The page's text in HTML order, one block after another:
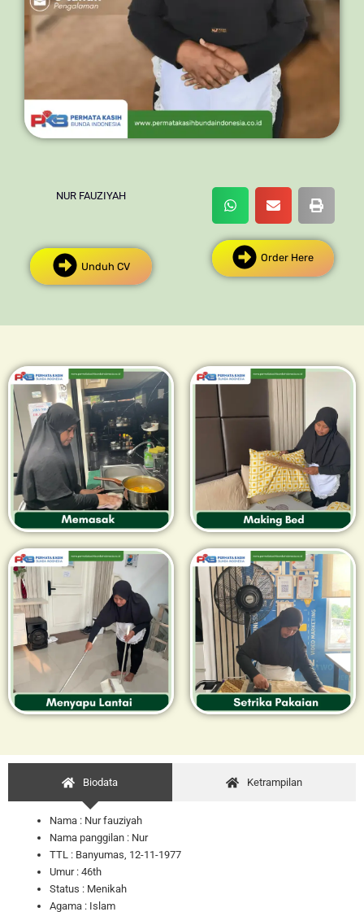
NUR FAUZIYAH
Unduh CV
Order Here
Biodata Ketrampilan
Nama : Nur fauziyah
Nama panggilan : Nur
TTL : Banyumas, 12-11-1977
Umur : 46th
Status : Menikah
Agama : Islam